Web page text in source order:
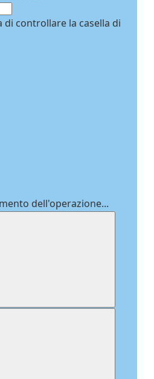
di controllare la casella di
dell'operazione...